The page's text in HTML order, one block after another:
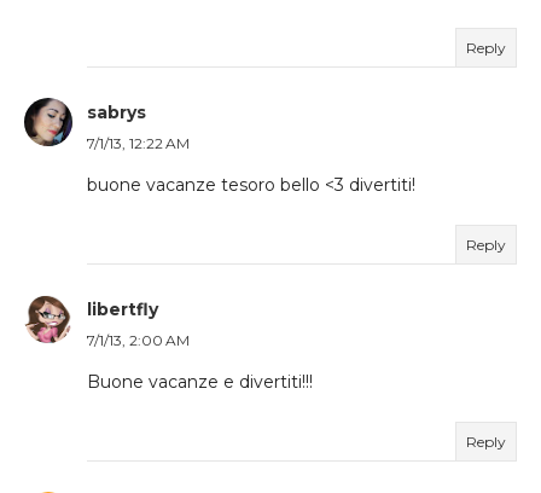
Reply
sabrys
7/1/13, 12:22 AM
buone vacanze tesoro bello <3 divertiti!
Reply
libertfly
7/1/13, 2:00 AM
Buone vacanze e divertiti!!!
Reply